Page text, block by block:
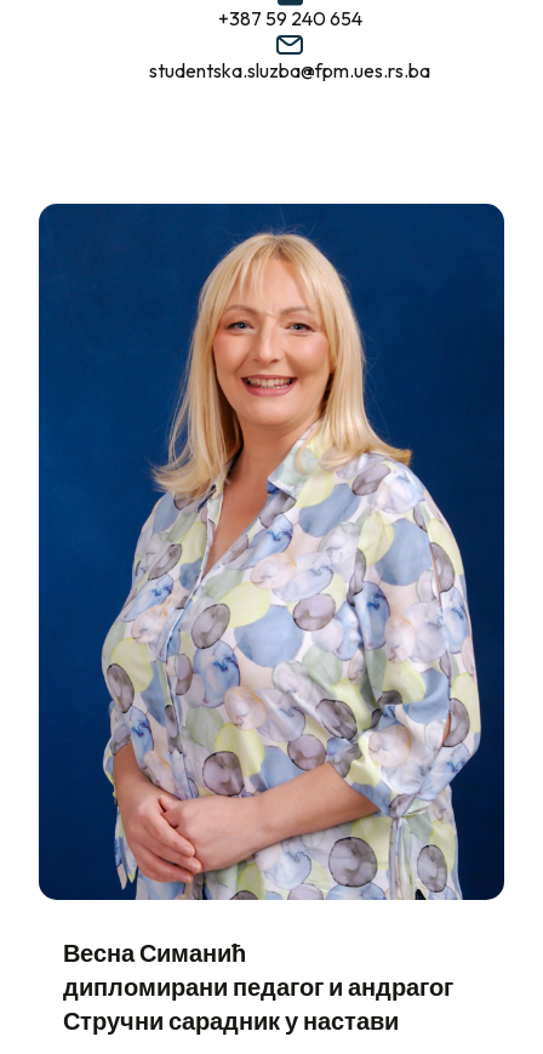
+387 59 240 654
studentska.sluzba@fpm.ues.rs.ba
Весна Симанић
дипломирани педагог и андрагог
Стручни сарадник у настави